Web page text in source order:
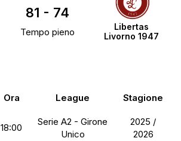
Libertas
Livorno 1947
81 - 74
Tempo pieno
Ora League Stagione
18:00
Serie A2 - Girone
Unico
2025 /
2026